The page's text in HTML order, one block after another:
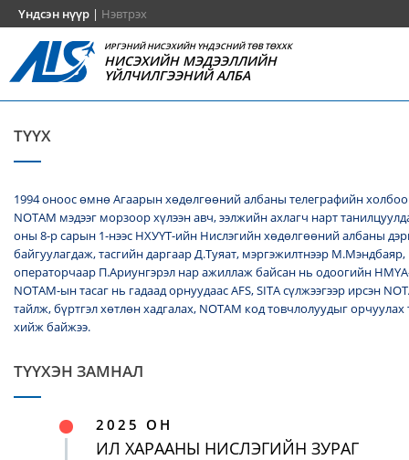
Үндсэн нүүр | Нэвтрэх
ИРГЭНИЙ НИСЭХИЙН ҮНДЭСНИЙ ТӨВ ТӨХХК
НИСЭХИЙН МЭДЭЭЛЛИЙН
ҮЙЛЧИЛГЭЭНИЙ АЛБА
ТҮҮХ
1994 оноос өмнө Агаарын хөдөлгөөний албаны телеграфийн
NОТАМ мэдээг морзоор хүлээн авч, ээлжийн ахлагч нарт
оны 8-р сарын 1-нээс НХУҮТ-ийн Нислэгийн хөдөлгөөний албаны
байгуулагдаж, тасгийн даргаар Д.Туяат, мэргэжилтнээр
операторчаар П.Ариунгэрэл нар ажиллаж байсан нь одоогийн
NOTAM-ын тасаг нь гадаад орнуудаас AFS, SITA сүлжээгээр ирсэн
тайлж, бүртгэл хөтлөн хадгалах, NОТАМ код товчлолуудыг
хийж байжээ.
ТҮҮХЭН ЗАМНАЛ
2025 ОН
ИЛ ХАРААНЫ НИСЛЭГИЙН ЗУРАГ